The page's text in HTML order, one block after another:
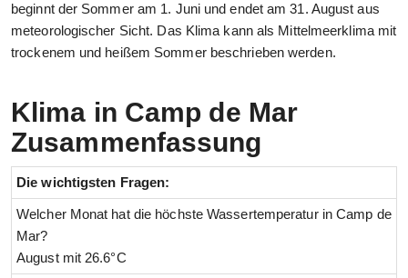
beginnt der Sommer am 1. Juni und endet am 31. August aus
meteorologischer Sicht. Das Klima kann als Mittelmeerklima mit
trockenem und heißem Sommer beschrieben werden.
Klima in Camp de Mar
Zusammenfassung
Die wichtigsten Fragen:
Welcher Monat hat die höchste Wassertemperatur in Camp de
Mar?
August mit 26.6°C